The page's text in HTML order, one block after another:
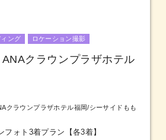
ング ロケーション撮影
クラウンプラザホテル
クラウンプラザホテル福岡/シーサイドもも
フォト3着プラン【各3着】